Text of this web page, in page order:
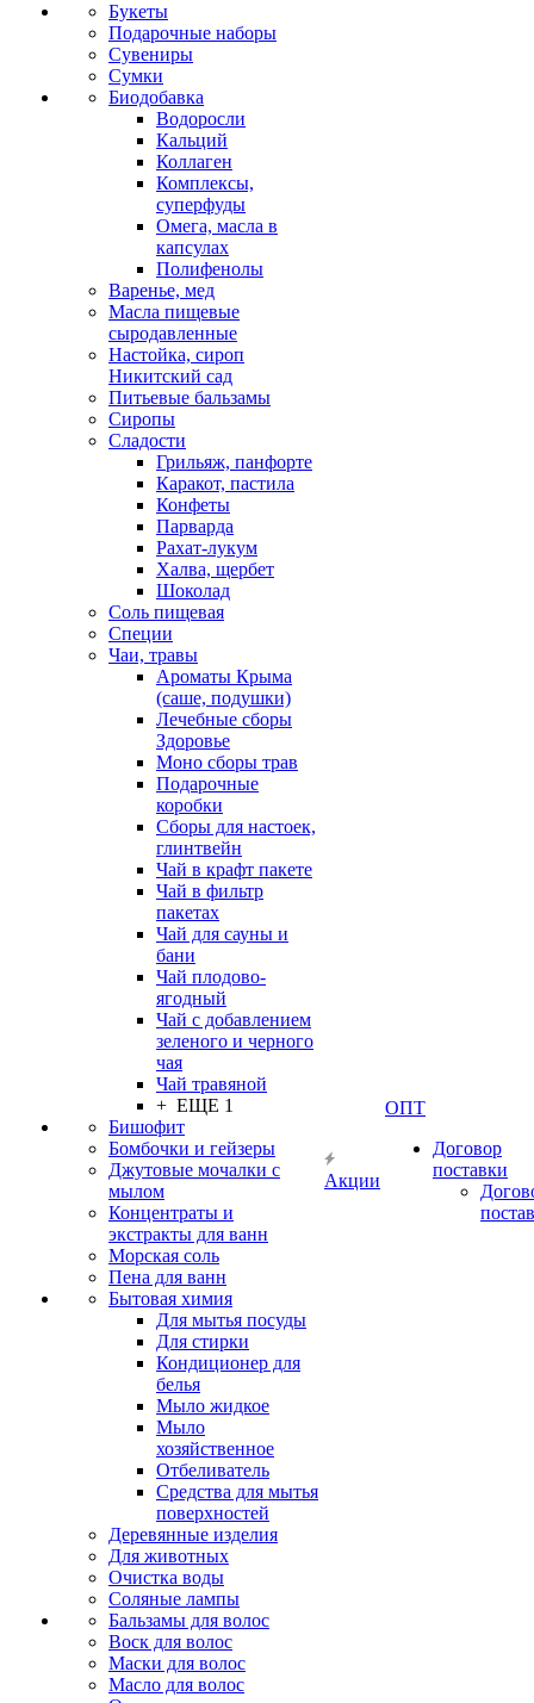
Букеты
Подарочные наборы
Сувениры
Сумки
Биодобавка
Водоросли
Кальций
Коллаген
Комплексы,
суперфуды
Омега, масла в
капсулах
Полифенолы
Варенье, мед
Масла пищевые
сыродавленные
Настойка, сироп
Никитский сад
Питьевые бальзамы
Сиропы
Сладости
Грильяж, панфорте
Каракот, пастила
Конфеты
Парварда
Рахат-лукум
Халва, щербет
Шоколад
Соль пищевая
Специи
Чаи, травы
Ароматы Крыма
(саше, подушки)
Лечебные сборы
Здоровье
Моно сборы трав
Подарочные
коробки
Сборы для настоек,
глинтвейн
Чай в крафт пакете
Чай в фильтр
пакетах
Чай для сауны и
бани
Чай плодово-
ягодный
Чай с добавлением
зеленого и черного
чая
Чай травяной
+ ЕЩЕ 1
Бишофит
Бомбочки и гейзеры
Джутовые мочалки с
мылом
Концентраты и
экстракты для ванн
Морская соль
Пена для ванн
Бытовая химия
Для мытья посуды
Для стирки
Кондиционер для
белья
Мыло жидкое
Мыло
хозяйственное
Отбеливатель
Средства для мытья
поверхностей
Деревянные изделия
Для животных
Очистка воды
Соляные лампы
Бальзамы для волос
Воск для волос
Маски для волос
Масло для волос
Акции
ОПТ
Договор
поставки